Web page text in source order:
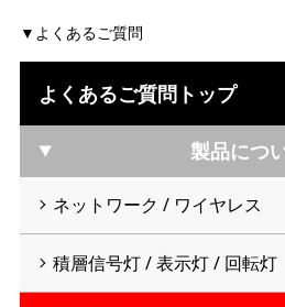
よくあるご質問
よくあるご質問トップ
製品につ
ネットワーク / ワイヤレス
積層信号灯 / 表示灯 / 回転灯